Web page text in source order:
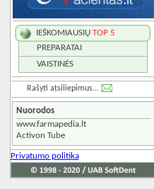
IEŠKOMIAUSIŲ TOP 5
PREPARATAI
VAISTINĖS
Rašyti atsiliepimus...
Nuorodos
www.farmapedia.lt
Activon Tube
Privatumo politika